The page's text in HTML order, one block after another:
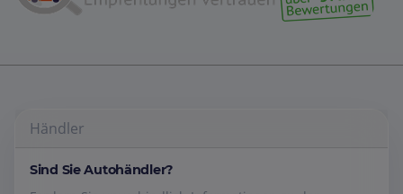
Händler
Sind Sie Autohändler?